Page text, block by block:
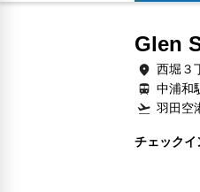
Glen
西堀３
中浦和
羽田空
チェックイ